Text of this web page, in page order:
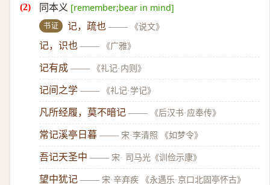
同本义 [remember;bear in mind]
书证 记，疏也 —— 《说文》
记，识也 —— 《广雅》
记有成 —— 《礼记·内则》
记间之学 —— 《礼记·学记》
凡所经履，莫不暗记 —— 《后汉书·应奉传》
常记溪亭日暮 —— 宋·李清照 《如梦令》
吾记天圣中 —— 宋· 司马光《训俭示康》
望中犹记 —— 宋·辛弃疾 《永遇乐·京口北固亭怀古》